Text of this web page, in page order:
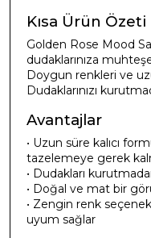
Kısa Ürün Özeti
Golden Rose Mood
dudaklarınıza
Doygun renkleri ve
Dudaklarınızı
Avantajlar
• Uzun süre kalıcı
tazelemeye gerek
• Dudakları
• Doğal ve mat bir
• Zengin renk
uyum sağlar